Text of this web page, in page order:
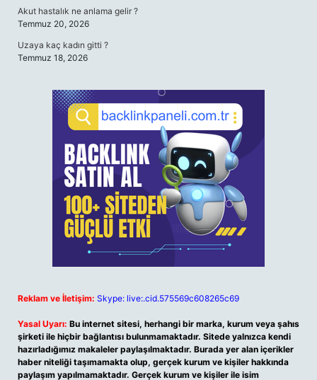
Akut hastalık ne anlama gelir ?
Temmuz 20, 2026
Uzaya kaç kadın gitti ?
Temmuz 18, 2026
Reklam ve İletişim: Skype: live:.cid.575569c608265c69
Yasal Uyarı: Bu internet sitesi, herhangi bir marka, kurum veya şahıs
şirketi ile hiçbir bağlantısı bulunmamaktadır. Sitede yalnızca kendi
hazırladığımız makaleler paylaşılmaktadır. Burada yer alan içerikler
haber niteliği taşımamakta olup, gerçek kurum ve kişiler hakkında
paylaşım yapılmamaktadır. Gerçek kurum ve kişiler ile isim